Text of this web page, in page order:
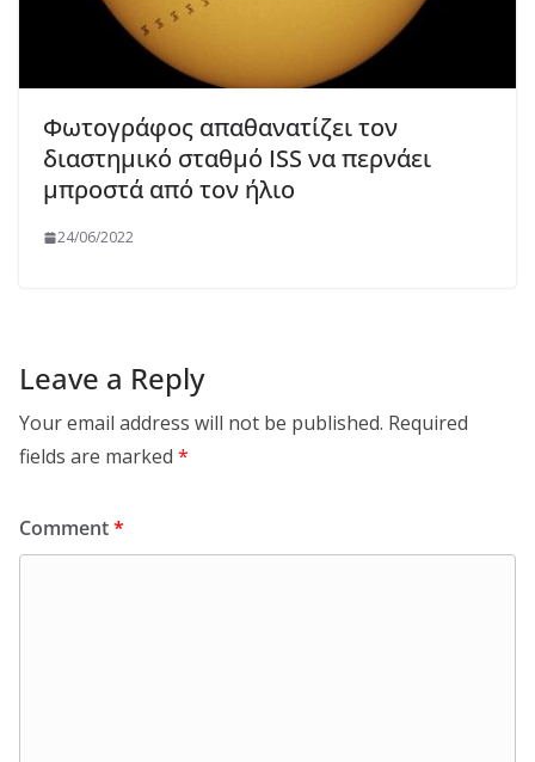
Φωτογράφος απαθανατίζει τον
διαστημικό σταθμό ISS να περνάει
μπροστά από τον ήλιο
24/06/2022
Leave a Reply
Your email address will not be published. Required
fields are marked *
Comment*